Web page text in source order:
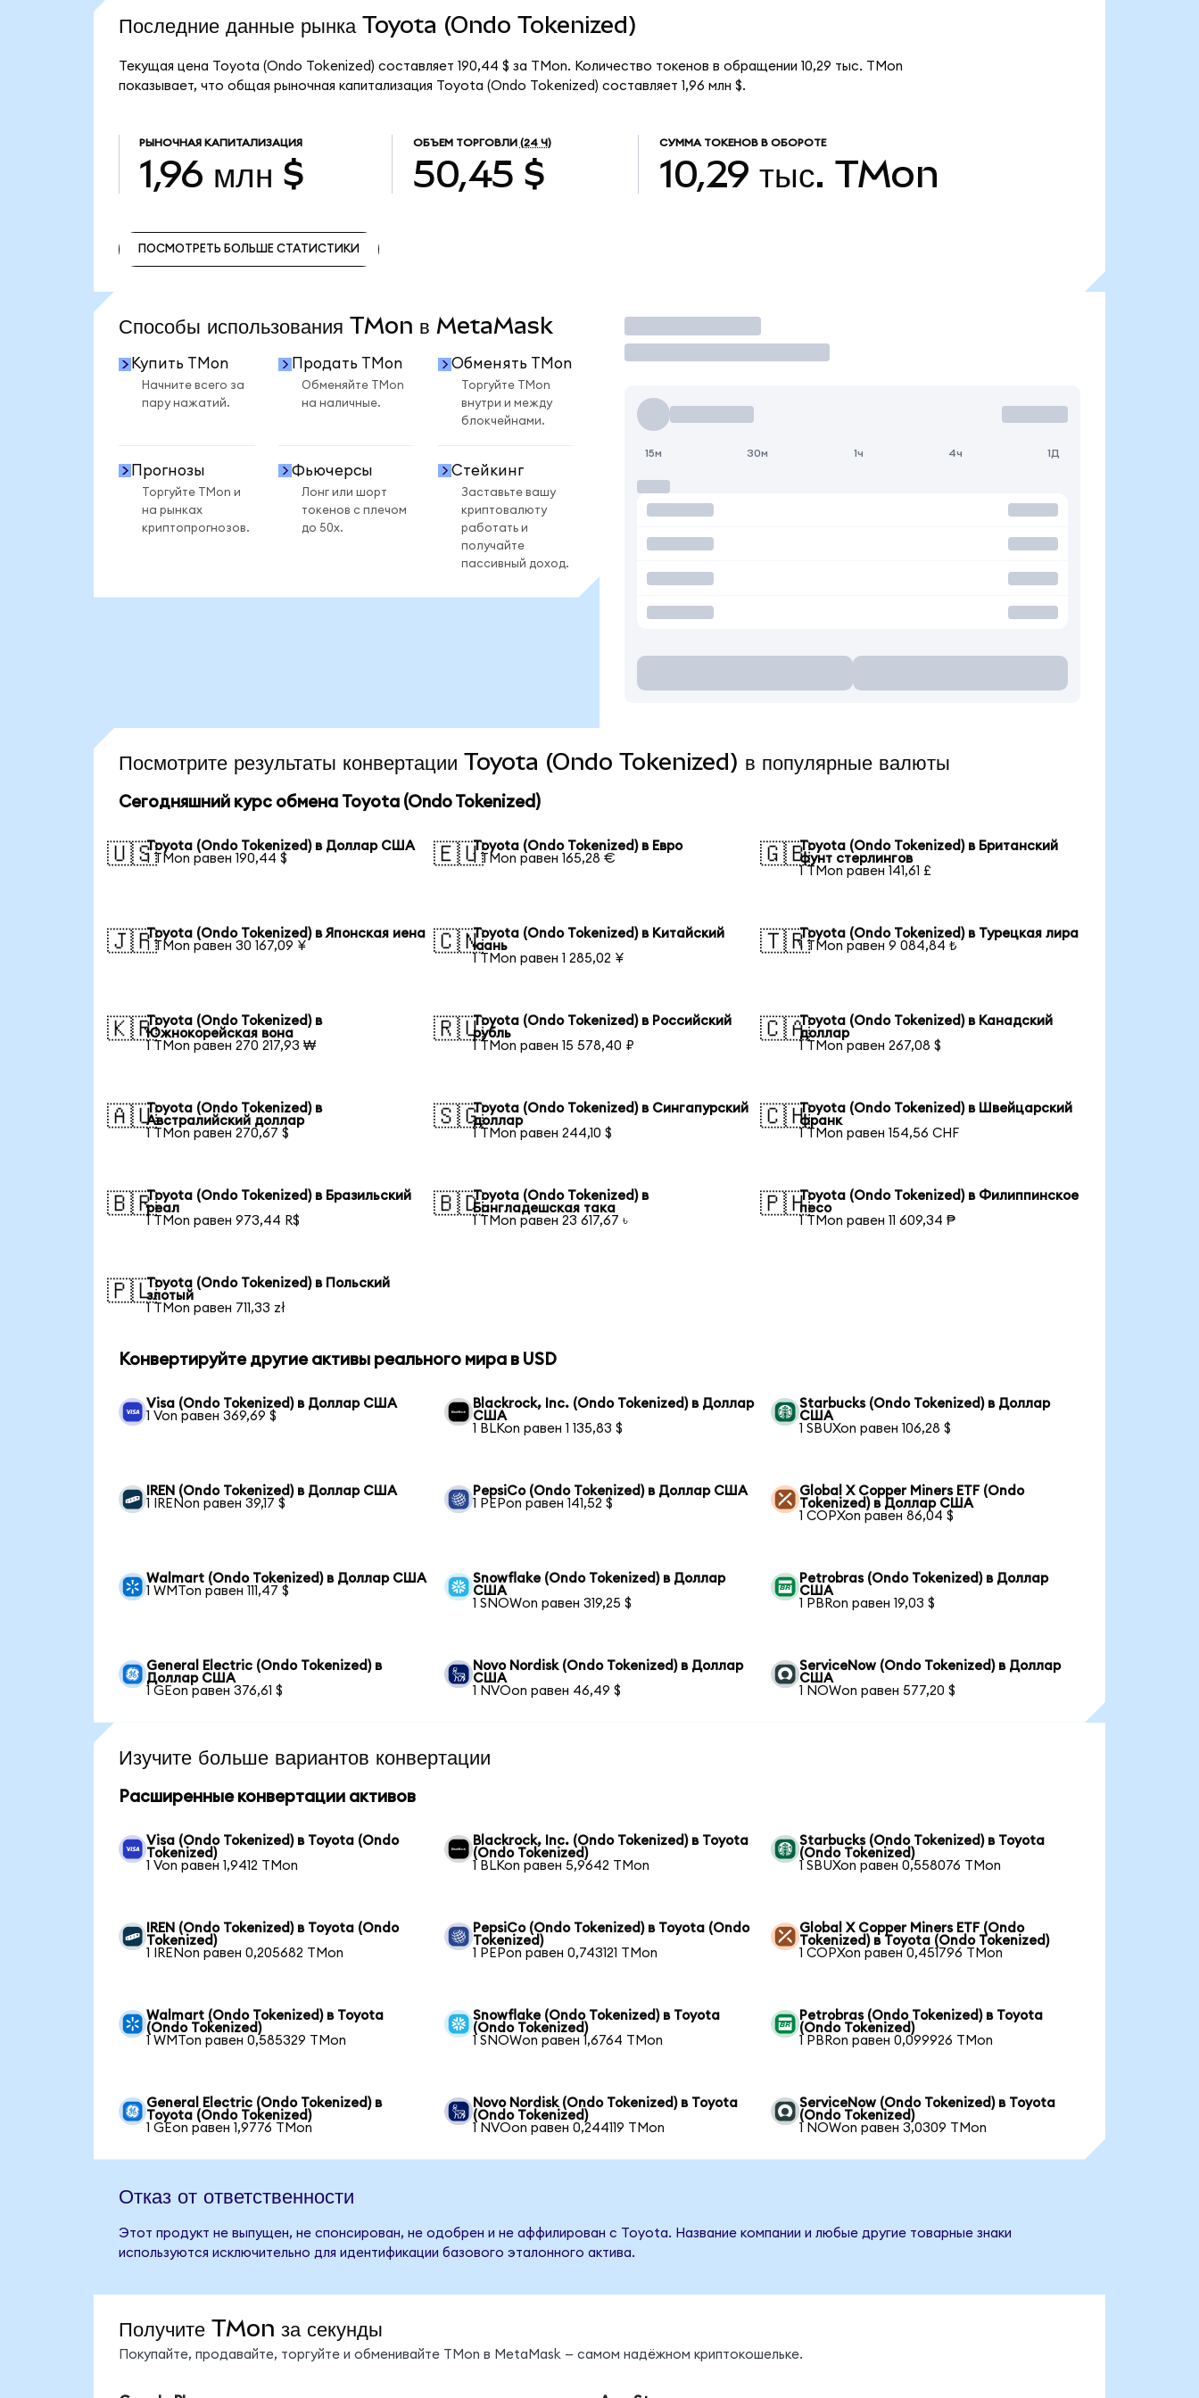
Последние данные рынка Toyota (Ondo Tokenized)
Текущая цена Toyota (Ondo Tokenized) составляет 190,44 $ за TMon. Количество токенов в обращении 10,29 тыс. TMon
показывает, что общая рыночная капитализация Toyota (Ondo Tokenized) составляет 1,96 млн $.
РЫНОЧНАЯ КАПИТАЛИЗАЦИЯ
1,96 млн $
ОБЪЕМ ТОРГОВЛИ (24 Ч)
50,45 $
СУММА ТОКЕНОВ В ОБОРОТЕ
10,29 тыс. TMon
ПОСМОТРЕТЬ БОЛЬШЕ СТАТИСТИКИ
Способы использования TMon в MetaMask
Купить TMon
Начните всего за
пару нажатий.
Продать TMon
Обменяйте TMon
на наличные.
Обменять TMon
Торгуйте TMon
внутри и между
блокчейнами.
Прогнозы
Торгуйте TMon и
на рынках
криптопрогнозов.
Фьючерсы
Лонг или шорт
токенов с плечом
до 50x.
Стейкинг
Заставьте вашу
криптовалюту
работать и
получайте
пассивный доход.
Торговать
15м 30м 1ч 4ч 1Д
Посмотрите результаты конвертации Toyota (Ondo Tokenized) в популярные валюты
Сегодняшний курс обмена Toyota (Ondo Tokenized)
🇺🇸Toyota (Ondo Tokenized) в Доллар США
1 TMon равен 190,44 $
🇪🇺Toyota (Ondo Tokenized) в Евро
1 TMon равен 165,28 €
🇬🇧Toyota (Ondo Tokenized) в Британский
фунт стерлингов
1 TMon равен 141,61 £
🇯🇵Toyota (Ondo Tokenized) в Японская иена
1 TMon равен 30 167,09 ¥
🇨🇳Toyota (Ondo Tokenized) в Китайский
юань
1 TMon равен 1 285,02 ¥
🇹🇷Toyota (Ondo Tokenized) в Турецкая лира
1 TMon равен 9 084,84 ₺
🇰🇷Toyota (Ondo Tokenized) в
Южнокорейская вона
1 TMon равен 270 217,93 ₩
🇷🇺Toyota (Ondo Tokenized) в Российский
рубль
1 TMon равен 15 578,40 ₽
🇨🇦Toyota (Ondo Tokenized) в Канадский
доллар
1 TMon равен 267,08 $
🇦🇺Toyota (Ondo Tokenized) в
Австралийский доллар
1 TMon равен 270,67 $
🇸🇬Toyota (Ondo Tokenized) в Сингапурский
доллар
1 TMon равен 244,10 $
🇨🇭Toyota (Ondo Tokenized) в Швейцарский
франк
1 TMon равен 154,56 CHF
🇧🇷Toyota (Ondo Tokenized) в Бразильский
реал
1 TMon равен 973,44 R$
🇧🇩Toyota (Ondo Tokenized) в
Бангладешская така
1 TMon равен 23 617,67 ৳
🇵🇭Toyota (Ondo Tokenized) в Филиппинское
песо
1 TMon равен 11 609,34 ₱
🇵🇱Toyota (Ondo Tokenized) в Польский
злотый
1 TMon равен 711,33 zł
Конвертируйте другие активы реального мира в USD
Visa (Ondo Tokenized) в Доллар США
1 Von равен 369,69 $
Blackrock, Inc. (Ondo Tokenized) в Доллар
США
1 BLKon равен 1 135,83 $
Starbucks (Ondo Tokenized) в Доллар
США
1 SBUXon равен 106,28 $
IREN (Ondo Tokenized) в Доллар США
1 IRENon равен 39,17 $
PepsiCo (Ondo Tokenized) в Доллар США
1 PEPon равен 141,52 $
Global X Copper Miners ETF (Ondo
Tokenized) в Доллар США
1 COPXon равен 86,04 $
Walmart (Ondo Tokenized) в Доллар США
1 WMTon равен 111,47 $
Snowflake (Ondo Tokenized) в Доллар
США
1 SNOWon равен 319,25 $
Petrobras (Ondo Tokenized) в Доллар
США
1 PBRon равен 19,03 $
General Electric (Ondo Tokenized) в
Доллар США
1 GEon равен 376,61 $
Novo Nordisk (Ondo Tokenized) в Доллар
США
1 NVOon равен 46,49 $
ServiceNow (Ondo Tokenized) в Доллар
США
1 NOWon равен 577,20 $
Изучите больше вариантов конвертации
Расширенные конвертации активов
Visa (Ondo Tokenized) в Toyota (Ondo
Tokenized)
1 Von равен 1,9412 TMon
Blackrock, Inc. (Ondo Tokenized) в Toyota
(Ondo Tokenized)
1 BLKon равен 5,9642 TMon
Starbucks (Ondo Tokenized) в Toyota
(Ondo Tokenized)
1 SBUXon равен 0,558076 TMon
IREN (Ondo Tokenized) в Toyota (Ondo
Tokenized)
1 IRENon равен 0,205682 TMon
PepsiCo (Ondo Tokenized) в Toyota (Ondo
Tokenized)
1 PEPon равен 0,743121 TMon
Global X Copper Miners ETF (Ondo
Tokenized) в Toyota (Ondo Tokenized)
1 COPXon равен 0,451796 TMon
Walmart (Ondo Tokenized) в Toyota
(Ondo Tokenized)
1 WMTon равен 0,585329 TMon
Snowflake (Ondo Tokenized) в Toyota
(Ondo Tokenized)
1 SNOWon равен 1,6764 TMon
Petrobras (Ondo Tokenized) в Toyota
(Ondo Tokenized)
1 PBRon равен 0,099926 TMon
General Electric (Ondo Tokenized) в
Toyota (Ondo Tokenized)
1 GEon равен 1,9776 TMon
Novo Nordisk (Ondo Tokenized) в Toyota
(Ondo Tokenized)
1 NVOon равен 0,244119 TMon
ServiceNow (Ondo Tokenized) в Toyota
(Ondo Tokenized)
1 NOWon равен 3,0309 TMon
Отказ от ответственности
Этот продукт не выпущен, не спонсирован, не одобрен и не аффилирован с Toyota. Название компании и любые другие товарные знаки
используются исключительно для идентификации базового эталонного актива.
Получите TMon за секунды
Покупайте, продавайте, торгуйте и обменивайте TMon в MetaMask — самом надёжном криптокошельке.